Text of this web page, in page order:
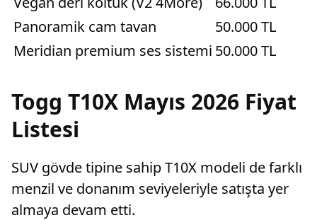
Panoramik cam tavan
50.000 TL
Meridian premium ses sistemi 50.000 TL
Togg T10X Mayıs 2026 Fiyat
Listesi
SUV gövde tipine sahip T10X modeli de farklı
menzil ve donanım seviyeleriyle satışta yer
almaya devam etti.